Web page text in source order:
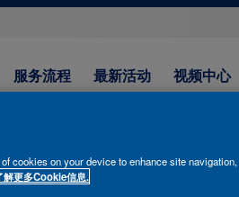
服务流程 最新活动 视频中心
cookies on your device to enhance site navigation,
解更多Cookie信息.